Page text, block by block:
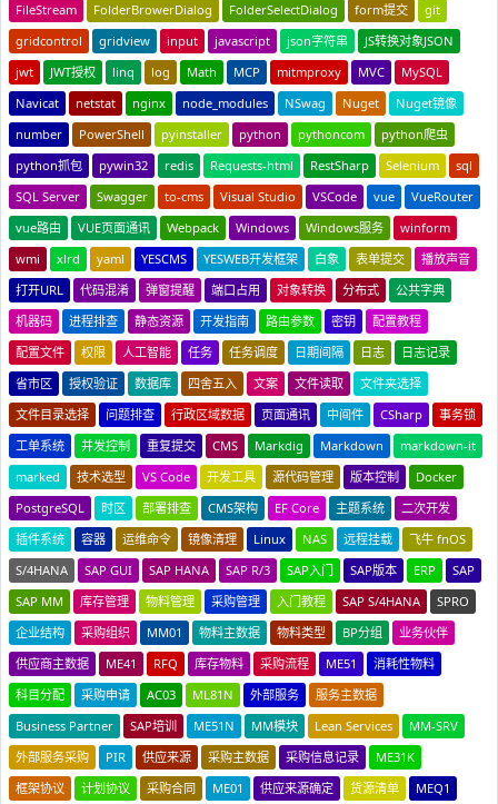
FileStream
FolderBrowerDialog FolderSelectDialog form提交
git
gridcontrol
gridview input javascript json字符串
JS转换对象JSON
jwt
JWT授权 linq log Math MCP mitmproxy MVC
MySQL
Navicat
netstat nginx node_modules NSwag Nuget
Nuget镜像
number
PowerShell pyinstaller python pythoncom
python爬虫
python抓包
pywin32 redis Requests-html RestSharp Selenium
sql
SQL Server
Swagger to-cms Visual Studio VSCode vue
VueRouter
vue路由
VUE页面通讯 Webpack Windows Windows服务
winform
wmi
xlrd yaml YESCMS YESWEB开发框架 白象 表单提交
播放声音
打开URL
代码混淆 弹窗提醒 端口占用 对象转换 分布式
公共字典
机器码
进程排查 静态资源 开发指南 路由参数 密钥
配置教程
配置文件
权限 人工智能 任务 任务调度 日期间隔 日志
日志记录
省市区
授权验证 数据库 四舍五入 文案 文件读取
文件夹选择
文件目录选择
问题排查 行政区域数据 页面通讯 中间件 CSharp
事务锁
工单系统
并发控制 重复提交 CMS Markdig Markdown
markdown-it
marked
技术选型 VS Code 开发工具 源代码管理 版本控制
Docker
PostgreSQL
时区 部署排查 CMS架构 EF Core 主题系统
二次开发
插件系统
容器 运维命令 镜像清理 Linux NAS 远程挂载
飞牛 fnOS
S/4HANA
SAP GUI SAP HANA SAP R/3 SAP入门 SAP版本 ERP
SAP
SAP MM
库存管理 物料管理 采购管理 入门教程 SAP S/4HANA
SPRO
企业结构
采购组织 MM01 物料主数据 物料类型 BP分组
业务伙伴
供应商主数据
ME41 RFQ 库存物料 采购流程 ME51
消耗性物料
科目分配
采购申请 AC03 ML81N 外部服务
服务主数据
Business Partner
SAP培训 ME51N MM模块 Lean Services
MM-SRV
外部服务采购
PIR 供应来源 采购主数据 采购信息记录
ME31K
框架协议
计划协议 采购合同 ME01 供应来源确定 货源清单
MEQ1